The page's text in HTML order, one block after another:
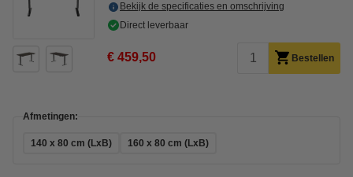
Bekijk de specificaties en omschrijving
Direct leverbaar
€ 459,50 Bestellen
Afmetingen:
140 x 80 cm (LxB) 160 x 80 cm (LxB)